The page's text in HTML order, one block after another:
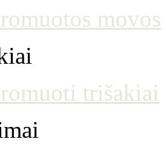
movos
trišakiai